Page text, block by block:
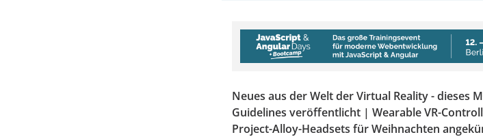
Neues aus der Welt der Virtual Reality - dieses
Guidelines veröffentlicht | Wearable VR-
Project-Alloy-Headsets für Weihnachten